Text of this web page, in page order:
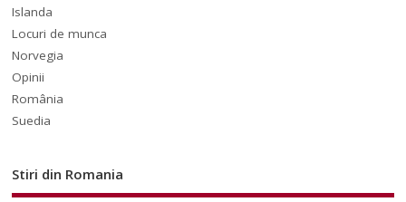
Islanda
Locuri de munca
Norvegia
Opinii
România
Suedia
Stiri din Romania